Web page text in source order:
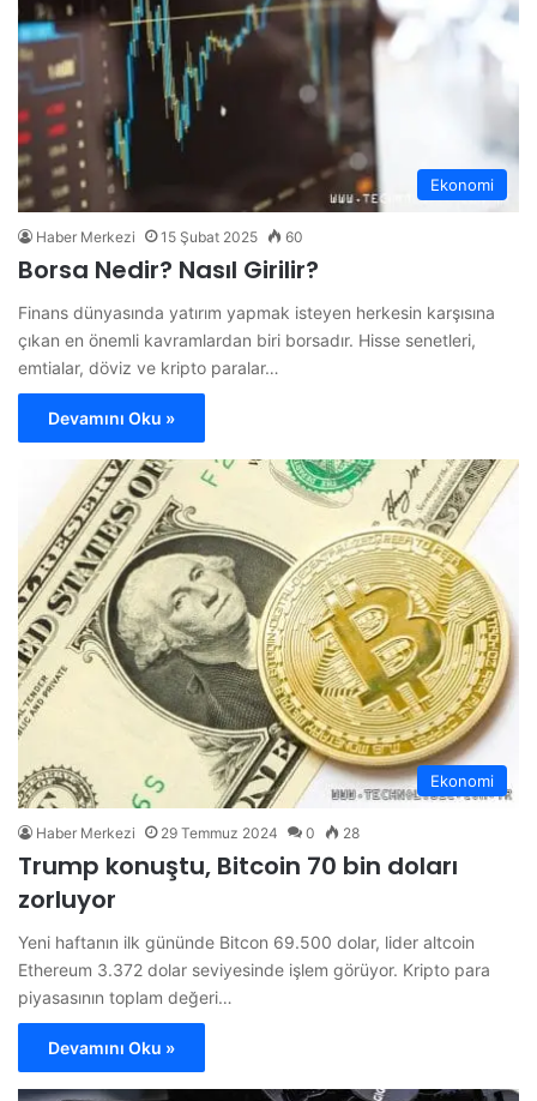
Ekonomi
Haber Merkezi 15 Şubat 2025 60
Borsa Nedir? Nasıl Girilir?
Finans dünyasında yatırım yapmak isteyen herkesin karşısına
çıkan en önemli kavramlardan biri borsadır. Hisse senetleri,
emtialar, döviz ve kripto paralar…
Devamını Oku »
Ekonomi
Haber Merkezi 29 Temmuz 2024 0 28
Trump konuştu, Bitcoin 70 bin doları
zorluyor
Yeni haftanın ilk gününde Bitcon 69.500 dolar, lider altcoin
Ethereum 3.372 dolar seviyesinde işlem görüyor. Kripto para
piyasasının toplam değeri…
Devamını Oku »